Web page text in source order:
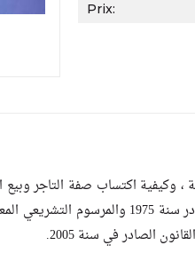
Prix:
، وكيفية اكتساب صفة التاجر
ما جاء به القانون التجاري الجزائري الصادر